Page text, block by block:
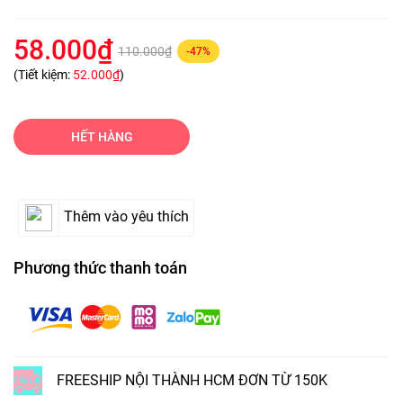
58.000₫ 110.000₫ -47%
(Tiết kiệm: 52.000₫)
HẾT HÀNG
Thêm vào yêu thích
Phương thức thanh toán
FREESHIP NỘI THÀNH HCM ĐƠN TỪ 150K